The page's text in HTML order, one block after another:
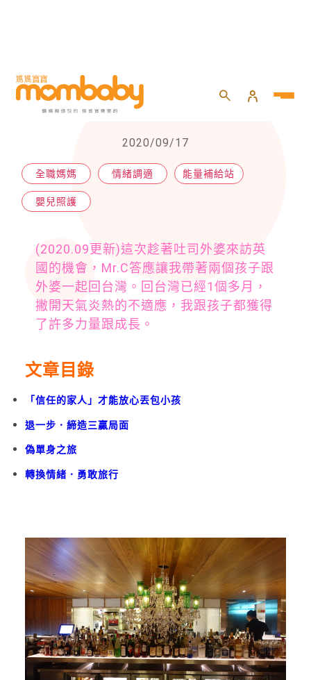
HOME 嬰兒 嬰兒照護
拋開標籤，給自己放個假吧！
2020/09/17
全職媽媽 情緒調適 能量補給站
嬰兒照護
(2020.09更新)這次趁著吐司外婆來訪英
國的機會，Mr.C答應讓我帶著兩個孩子跟
外婆一起回台灣。回台灣已經1個多月，
撇開天氣炎熱的不適應，我跟孩子都獲得
了許多力量跟成長。
文章目錄
「信任的家人」才能放心丟包小孩
退一步．締造三贏局面
偽單身之旅
轉換情緒．勇敢旅行